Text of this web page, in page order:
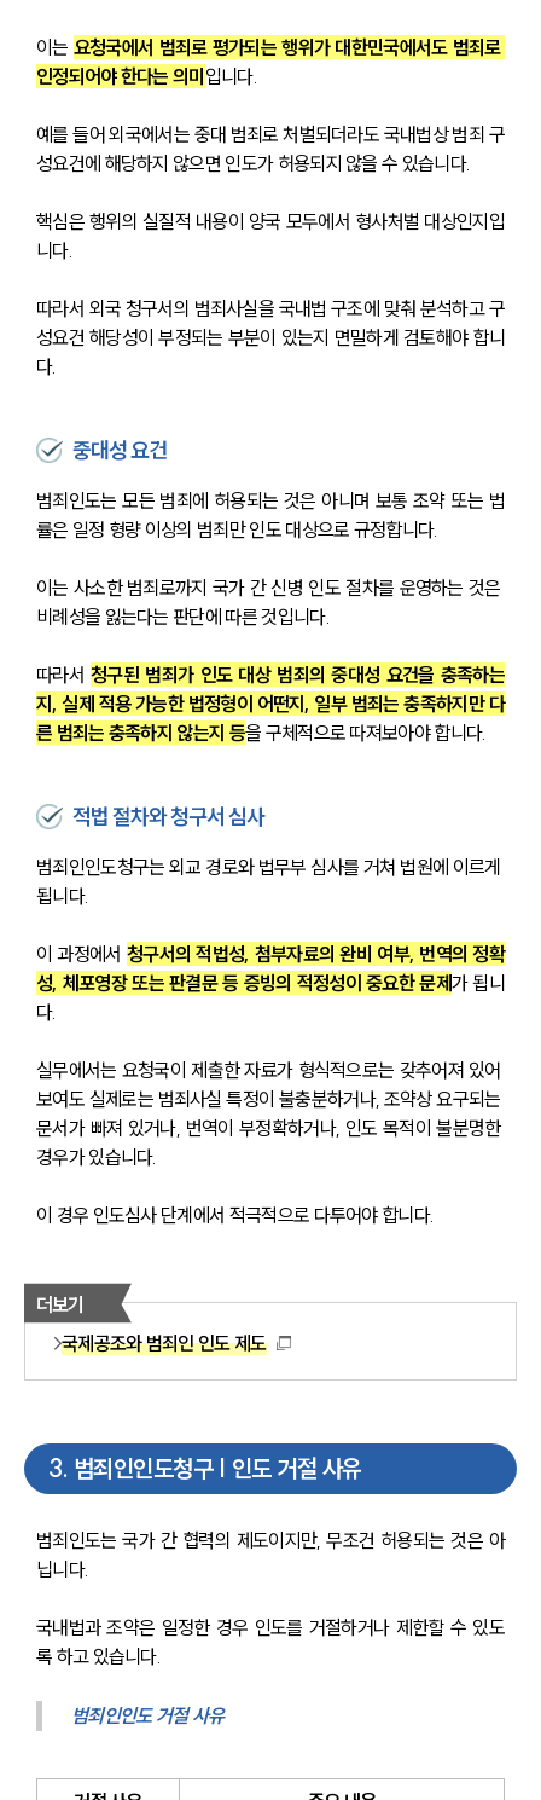
이는 요청국에서 범죄로 평가되는 행위가 대한민국에서도 범죄로
인정되어야 한다는 의미 입니다.
예를 들어 외국에서는 중대 범죄로 처벌되더라도 국내법상 범죄 구
성요건에 해당하지 않으면 인도가 허용되지 않을 수 있습니다.
핵심은 행위의 실질적 내용이 양국 모두에서 형사처벌 대상인지입
니다.
따라서 외국 청구서의 범죄사실을 국내법 구조에 맞춰 분석하고 구
성요건 해당성이 부정되는 부분이 있는지 면밀하게 검토해야 합니
다.
중대성 요건
범죄인도는 모든 범죄에 허용되는 것은 아니며 보통 조약 또는 법
률은 일정 형량 이상의 범죄만 인도 대상으로 규정합니다.
이는 사소한 범죄로까지 국가 간 신병 인도 절차를 운영하는 것은
비례성을 잃는다는 판단에 따른 것입니다.
따라서 청구된 범죄가 인도 대상 범죄의 중대성 요건을 충족하는
지, 실제 적용 가능한 법정형이 어떤지, 일부 범죄는 충족하지만 다
른 범죄는 충족하지 않는지 등을 구체적으로 따져보아야 합니다.
적법 절차와 청구서 심사
범죄인인도청구는 외교 경로와 법무부 심사를 거쳐 법원에 이르게
됩니다.
이 과정에서 청구서의 적법성, 첨부자료의 완비 여부, 번역의 정확
성, 체포영장 또는 판결문 등 증빙의 적정성이 중요한 문제가 됩니
다.
실무에서는 요청국이 제출한 자료가 형식적으로는 갖추어져 있어
보여도 실제로는 범죄사실 특정이 불충분하거나, 조약상 요구되는
문서가 빠져 있거나, 번역이 부정확하거나, 인도 목적이 불분명한
경우가 있습니다.
이 경우 인도심사 단계에서 적극적으로 다투어야 합니다.
더보기
국제공조와 범죄인 인도 제도
3. 범죄인인도청구 | 인도 거절 사유
범죄인도는 국가 간 협력의 제도이지만, 무조건 허용되는 것은 아
닙니다.
국내법과 조약은 일정한 경우 인도를 거절하거나 제한할 수 있도
록 하고 있습니다.
범죄인인도 거절 사유